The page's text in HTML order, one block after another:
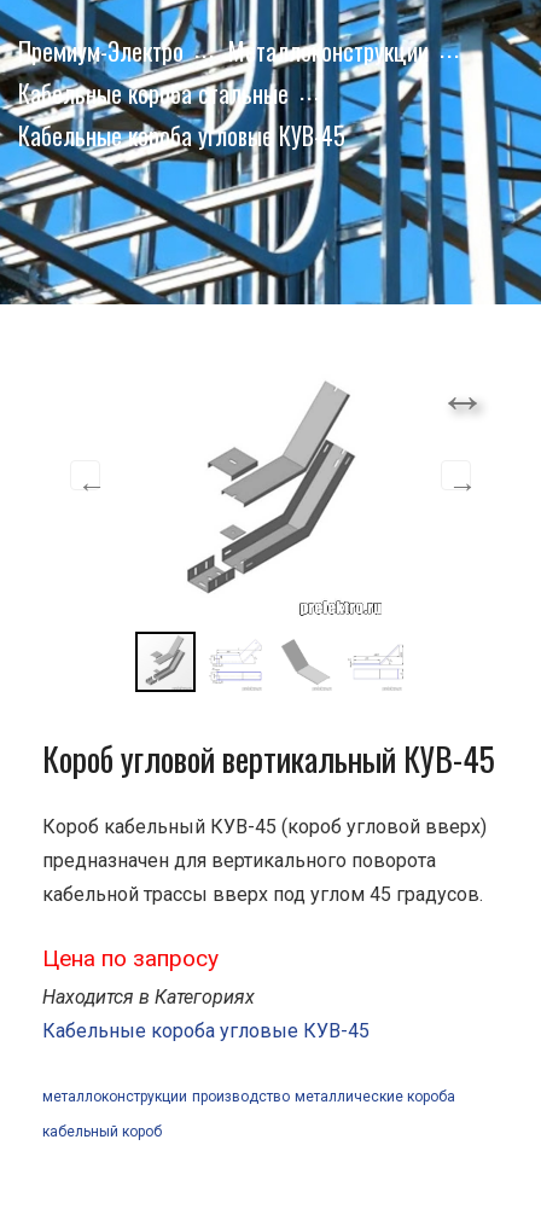
Премиум-Электро
Металлоконструкции
Кабельные короба стальные
Кабельные короба угловые КУВ-45
Короб угловой вертикальный КУВ-45
Короб кабельный КУВ-45 (короб угловой вверх)
предназначен для вертикального поворота
кабельной трассы вверх под углом 45 градусов.
Цена по запросу
Находится в Категориях
Кабельные короба угловые КУВ-45
металлоконструкции производство металлические короба
кабельный короб